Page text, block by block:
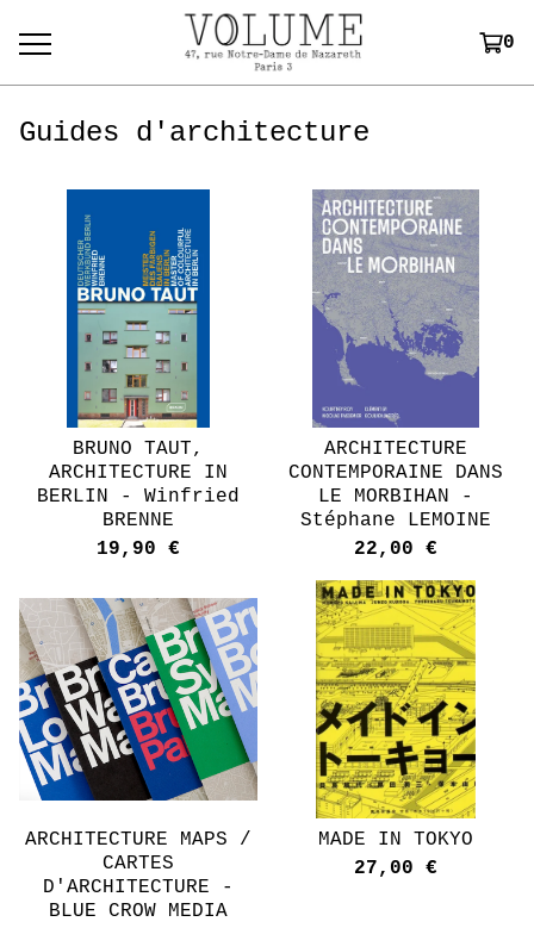
0
Guides d'architecture
BRUNO TAUT,
ARCHITECTURE IN
BERLIN - Winfried
BRENNE
19,90 €
ARCHITECTURE
CONTEMPORAINE DANS
LE MORBIHAN -
Stéphane LEMOINE
22,00 €
ARCHITECTURE MAPS /
CARTES
D'ARCHITECTURE -
BLUE CROW MEDIA
MADE IN TOKYO
27,00 €